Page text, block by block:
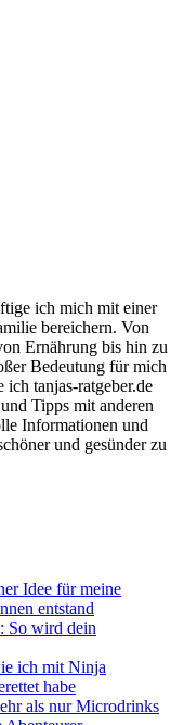
ich mich mit einer
bereichern. Von
Ernährung bis hin zu
Bedeutung für mich
tanjas-ratgeber.de
Tipps mit anderen
Informationen und
und gesünder zu
Idee für meine
entstand
So wird dein
ich mit Ninja
habe
als nur Microdrinks